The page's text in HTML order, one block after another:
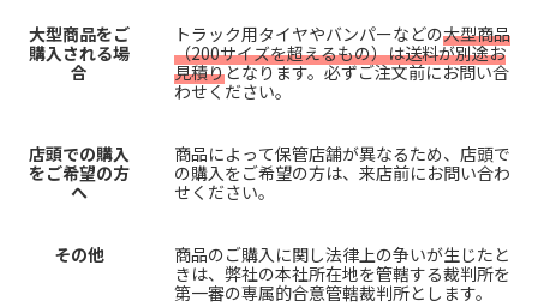
大型商品をご
購入される場
合
トラック用タイヤやバンパーなどの大型商品
（200サイズを超えるもの）は送料が別途お
見積りとなります。必ずご注文前にお問い合
わせください。
店頭での購入
をご希望の方
へ
商品によって保管店舗が異なるため、店頭で
の購入をご希望の方は、来店前にお問い合わ
せください。
その他
商品のご購入に関し法律上の争いが生じたと
きは、弊社の本社所在地を管轄する裁判所を
第一審の専属的合意管轄裁判所とします。